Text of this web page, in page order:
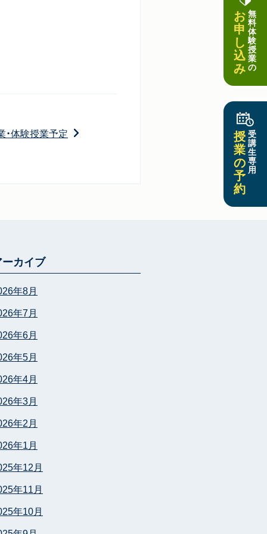
・体験授業予定
カイブ
年8月
年7月
年6月
年5月
年4月
年3月
年2月
年1月
年12月
年11月
年10月
お
申
し
込
み
無
料
体
験
授
業
の
授
業
の
予
約
受
講
生
専
用